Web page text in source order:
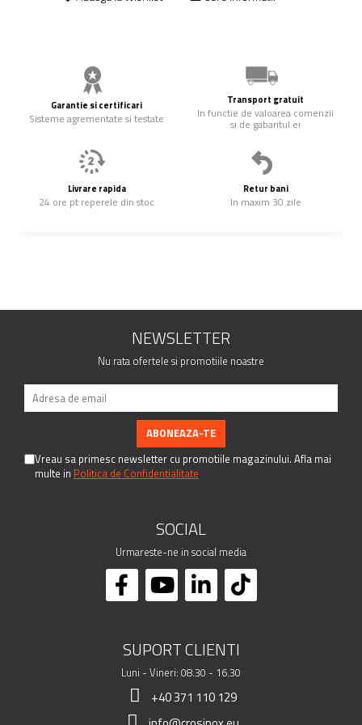
Garantie si certificari
Sisteme agrementate si testate
Transport gratuit
In functie de valoarea comenzii
si de gabaritul ei
Livrare rapida
24 ore pt reperele din stoc
Retur bani
In maxim 30 zile
NEWSLETTER
Nu rata ofertele si promotiile noastre
Vreau sa primesc newsletter cu promotiile magazinului. Afla mai
multe in Politica de Confidentialitate
SOCIAL
Urmareste-ne in social media
SUPORT CLIENTI
Luni - Vineri: 08.30 - 16.30
+40 371 110 129